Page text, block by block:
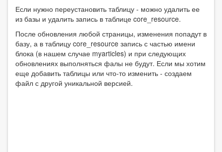
Если нужно переустановить таблицу - можно удалить ее
из базы и удалить запись в таблице core_resource.
После обновления любой страницы, изменения попадут в
базу, а в таблицу core_resource запись с частью имени
блока (в нашем случае myarticles) и при следующих
обновлениях выполняться фалы не будут. Если мы хотим
еще добавить таблицы или что-то изменить - создаем
файл с другой уникальной версией.